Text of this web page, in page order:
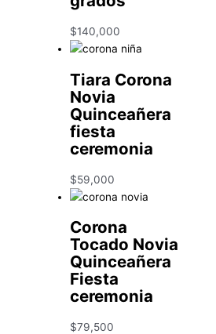
$140,000
Tiara Corona
Novia
Quinceañera
fiesta
ceremonia
$59,000
Corona
Tocado Novia
Quinceañera
Fiesta
ceremonia
$79,500